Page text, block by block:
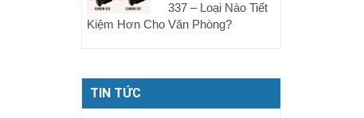
337 – Loại Nào Tiết
Kiệm Hơn Cho Văn Phòng?
TIN TỨC